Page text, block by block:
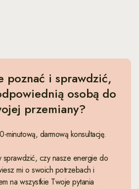
poznać i sprawdzić,
osobą do
przemiany?
minutową, darmową konsultację.
sprawdzić, czy nasze energie do
mi o swoich potrzebach i
na wszystkie Twoje pytania